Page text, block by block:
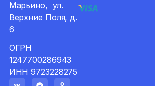
Марьино, ул.
Верхние Поля, д.
6
ОГРН
1247700286943
ИНН 9723228275